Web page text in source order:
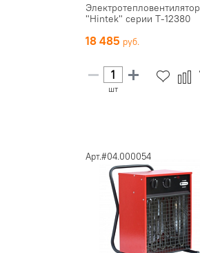
Электротепловентилятор
"Hintek" серии Т-12380
18 485
шт
Арт.#04.000054